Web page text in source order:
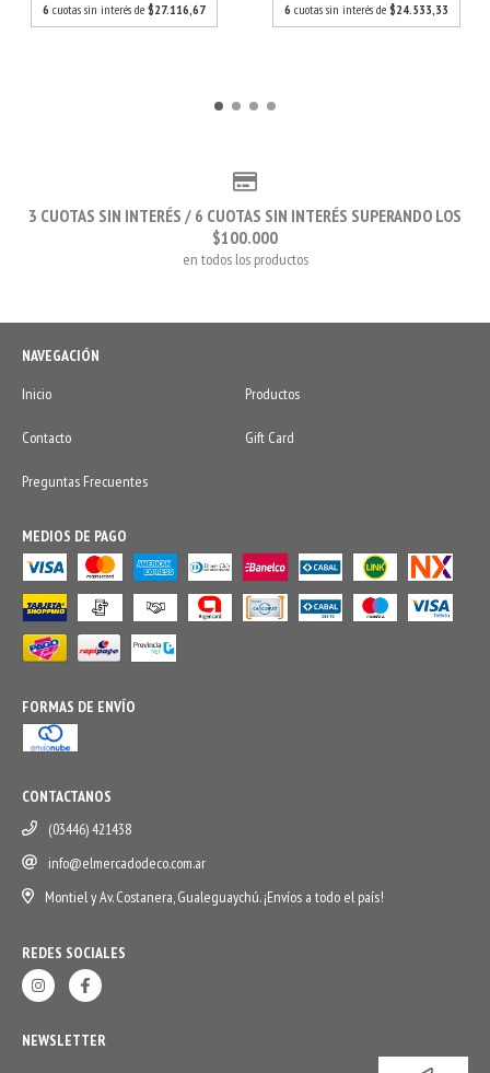
6 cuotas sin interés de $27.116,67 6 cuotas sin interés de $24.533,33
3 CUOTAS SIN INTERÉS / 6 CUOTAS SIN INTERÉS SUPERANDO LOS
$100.000
en todos los productos
NAVEGACIÓN
Inicio
Productos
Contacto Gift Card
Preguntas Frecuentes
MEDIOS DE PAGO
FORMAS DE ENVÍO
CONTACTANOS
(03446) 421438
info@elmercadodeco.com.ar
Montiel y Av. Costanera, Gualeguaychú. ¡Envíos a todo el país!
REDES SOCIALES
NEWSLETTER